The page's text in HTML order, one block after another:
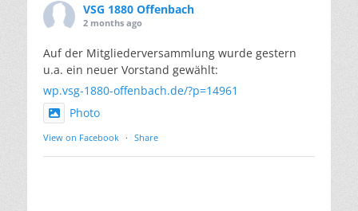
VSG 1880 Offenbach
2 months ago
Auf der Mitgliederversammlung wurde gestern
u.a. ein neuer Vorstand gewählt:
wp.vsg-1880-offenbach.de/?p=14961
Photo
View on Facebook · Share